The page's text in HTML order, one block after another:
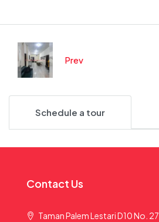
Prev
Schedule a tour
Contact Us
Taman Palem Lestari D10 No. 27